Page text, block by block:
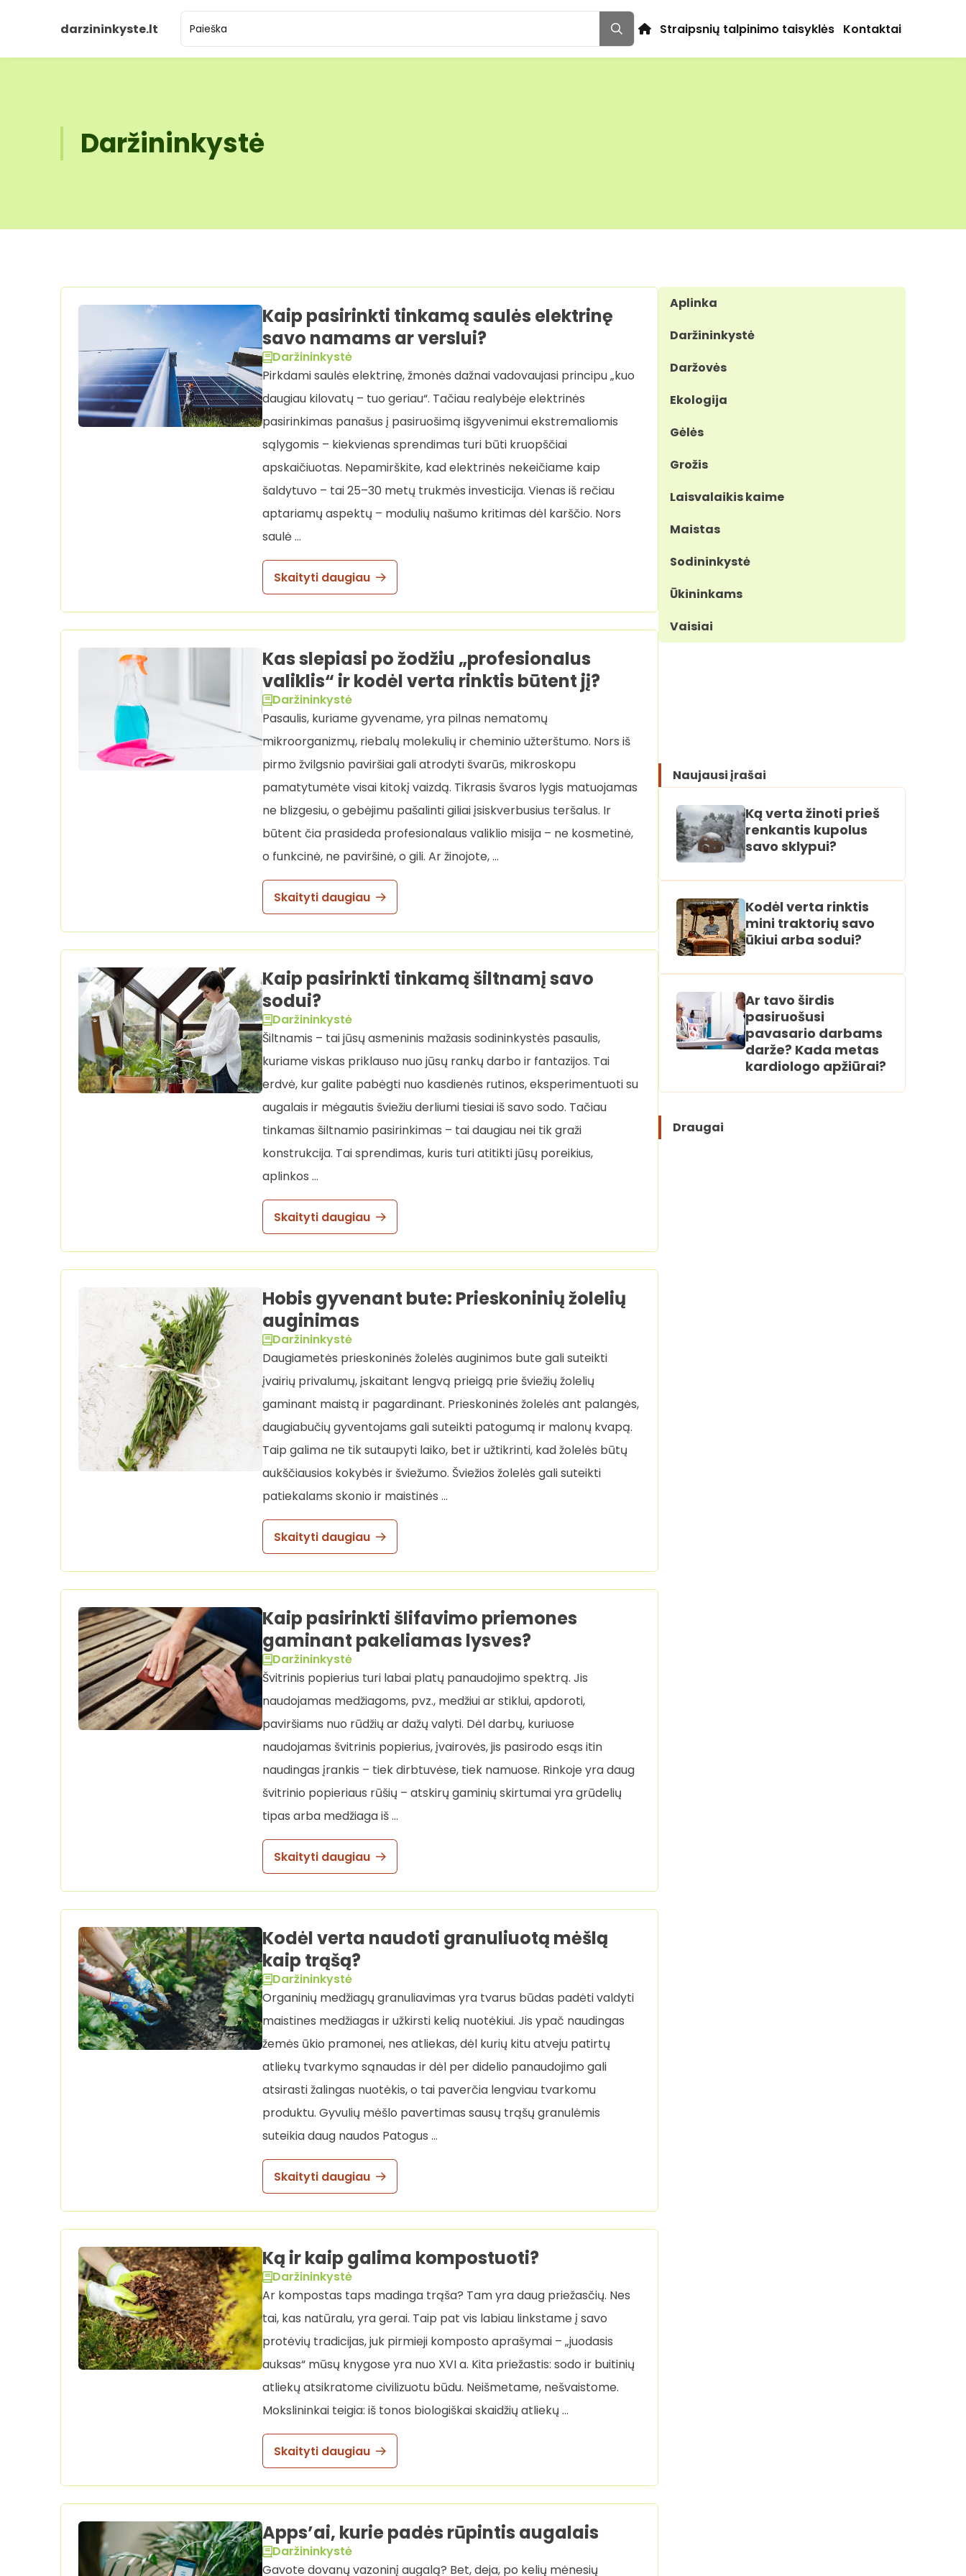
darzininkyste.lt Straipsnių talpinimo taisyklės Kontaktai
Daržininkystė
Kaip pasirinkti tinkamą saulės elektrinę
savo namams ar verslui?
Daržininkystė
Pirkdami saulės elektrinę, žmonės dažnai vadovaujasi principu „kuo
daugiau kilovatų – tuo geriau“. Tačiau realybėje elektrinės
pasirinkimas panašus į pasiruošimą išgyvenimui ekstremaliomis
sąlygomis – kiekvienas sprendimas turi būti kruopščiai
apskaičiuotas. Nepamirškite, kad elektrinės nekeičiame kaip
šaldytuvo – tai 25–30 metų trukmės investicija. Vienas iš rečiau
aptariamų aspektų – modulių našumo kritimas dėl karščio. Nors
saulė …
Skaityti daugiau
Kas slepiasi po žodžiu „profesionalus
valiklis“ ir kodėl verta rinktis būtent jį?
Daržininkystė
Pasaulis, kuriame gyvename, yra pilnas nematomų
mikroorganizmų, riebalų molekulių ir cheminio užterštumo. Nors iš
pirmo žvilgsnio paviršiai gali atrodyti švarūs, mikroskopu
pamatytumėte visai kitokį vaizdą. Tikrasis švaros lygis matuojamas
ne blizgesiu, o gebėjimu pašalinti giliai įsiskverbusius teršalus. Ir
būtent čia prasideda profesionalaus valiklio misija – ne kosmetinė,
o funkcinė, ne paviršinė, o gili. Ar žinojote, …
Skaityti daugiau
Kaip pasirinkti tinkamą šiltnamį savo
sodui?
Daržininkystė
Šiltnamis – tai jūsų asmeninis mažasis sodininkystės pasaulis,
kuriame viskas priklauso nuo jūsų rankų darbo ir fantazijos. Tai
erdvė, kur galite pabėgti nuo kasdienės rutinos, eksperimentuoti su
augalais ir mėgautis šviežiu derliumi tiesiai iš savo sodo. Tačiau
tinkamas šiltnamio pasirinkimas – tai daugiau nei tik graži
konstrukcija. Tai sprendimas, kuris turi atitikti jūsų poreikius,
aplinkos …
Skaityti daugiau
Hobis gyvenant bute: Prieskoninių žolelių
auginimas
Daržininkystė
Daugiametės prieskoninės žolelės auginimos bute gali suteikti
įvairių privalumų, įskaitant lengvą prieigą prie šviežių žolelių
gaminant maistą ir pagardinant. Prieskoninės žolelės ant palangės,
daugiabučių gyventojams gali suteikti patogumą ir malonų kvapą.
Taip galima ne tik sutaupyti laiko, bet ir užtikrinti, kad žolelės būtų
aukščiausios kokybės ir šviežumo. Šviežios žolelės gali suteikti
patiekalams skonio ir maistinės …
Skaityti daugiau
Kaip pasirinkti šlifavimo priemones
gaminant pakeliamas lysves?
Daržininkystė
Švitrinis popierius turi labai platų panaudojimo spektrą. Jis
naudojamas medžiagoms, pvz., medžiui ar stiklui, apdoroti,
paviršiams nuo rūdžių ar dažų valyti. Dėl darbų, kuriuose
naudojamas švitrinis popierius, įvairovės, jis pasirodo esąs itin
naudingas įrankis – tiek dirbtuvėse, tiek namuose. Rinkoje yra daug
švitrinio popieriaus rūšių – atskirų gaminių skirtumai yra grūdelių
tipas arba medžiaga iš …
Skaityti daugiau
Kodėl verta naudoti granuliuotą mėšlą
kaip trąšą?
Daržininkystė
Organinių medžiagų granuliavimas yra tvarus būdas padėti valdyti
maistines medžiagas ir užkirsti kelią nuotėkiui. Jis ypač naudingas
žemės ūkio pramonei, nes atliekas, dėl kurių kitu atveju patirtų
atliekų tvarkymo sąnaudas ir dėl per didelio panaudojimo gali
atsirasti žalingas nuotėkis, o tai paverčia lengviau tvarkomu
produktu. Gyvulių mėšlo pavertimas sausų trąšų granulėmis
suteikia daug naudos Patogus …
Skaityti daugiau
Ką ir kaip galima kompostuoti?
Daržininkystė
Ar kompostas taps madinga trąša? Tam yra daug priežasčių. Nes
tai, kas natūralu, yra gerai. Taip pat vis labiau linkstame į savo
protėvių tradicijas, juk pirmieji komposto aprašymai – „juodasis
auksas“ mūsų knygose yra nuo XVI a. Kita priežastis: sodo ir buitinių
atliekų atsikratome civilizuotu būdu. Neišmetame, nešvaistome.
Mokslininkai teigia: iš tonos biologiškai skaidžių atliekų …
Skaityti daugiau
Apps’ai, kurie padės rūpintis augalais
Daržininkystė
Gavote dovanų vazoninį augalą? Bet, deja, po kelių mėnesių
Aplinka
Daržininkystė
Daržovės
Ekologija
Gėlės
Grožis
Laisvalaikis kaime
Maistas
Sodininkystė
Ūkininkams
Vaisiai
Naujausi įrašai
Ką verta žinoti prieš
renkantis kupolus
savo sklypui?
Kodėl verta rinktis
mini traktorių savo
ūkiui arba sodui?
Ar tavo širdis
pasiruošusi
pavasario darbams
darže? Kada metas
kardiologo apžiūrai?
Draugai